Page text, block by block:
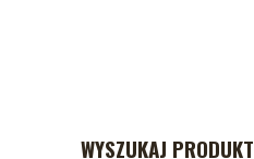
WYSZUKAJ PRODUKT